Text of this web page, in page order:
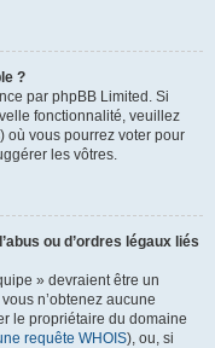
?
par phpBB Limited. Si
fonctionnalité, veuillez
où vous pourrez voter pour
les vôtres.
ou d’ordres légaux liés
» devraient être un
n’obtenez aucune
le propriétaire du domaine
requête WHOIS), ou, si